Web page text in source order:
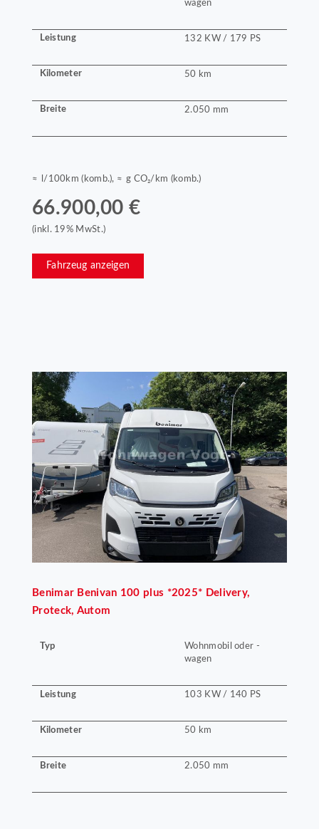
wagen
Leistung 132 KW / 179 PS
Kilometer 50 km
Breite 2.050 mm
≈ l/100km (komb.), ≈ g CO₂/km (komb.)
66.900,00 €
(inkl. 19% MwSt.)
Fahrzeug anzeigen
Benimar Benivan 100 plus *2025* Delivery,
Proteck, Autom
Typ
Wohnmobil oder -
wagen
Leistung 103 KW / 140 PS
Kilometer 50 km
Breite 2.050 mm